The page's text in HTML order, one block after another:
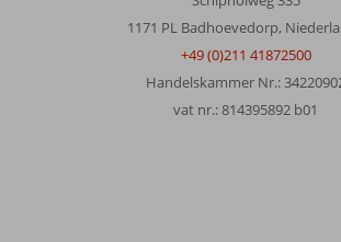
1171 PL Badhoevedorp,
+49 (0)211 41872500
Handelskammer Nr.:
vat nr.: 814395892 b01